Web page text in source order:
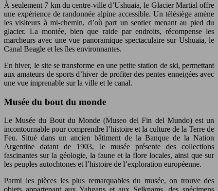
À seulement 7 km du centre-ville d’Ushuaia, le Glacier Martial offre
une expérience de randonnée alpine accessible. Un télésiège amène
les visiteurs à mi-chemin, d’où part un sentier menant au pied du
glacier. La montée, bien que raide par endroits, récompense les
marcheurs avec une vue panoramique spectaculaire sur Ushuaia, le
Canal Beagle et les îles environnantes.
En hiver, le site se transforme en une petite station de ski, permettant
aux amateurs de sports d’hiver de profiter des pentes enneigées avec
une vue imprenable sur la ville et le canal.
Musée du bout du monde
Le Musée du Bout du Monde (Museo del Fin del Mundo) est un
incontournable pour comprendre l’histoire et la culture de la Terre de
Feu. Situé dans un ancien bâtiment de la Banque de la Nation
Argentine datant de 1903, le musée présente des collections
fascinantes sur la géologie, la faune et la flore locales, ainsi que sur
les peuples autochtones et l’histoire de l’exploration européenne.
Parmi les pièces les plus remarquables du musée, on trouve des